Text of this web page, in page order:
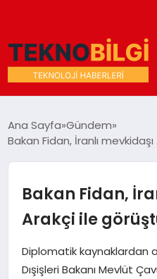
EĞITIM
EKONOMI
MAGAZIN
Ana Sayfa Gündem
Bakan Fidan, İranlı
Bakan Fidan,
Arakçi ile
Diplomatik kaynaklardan
Dışişleri Bakanı Mevlüt